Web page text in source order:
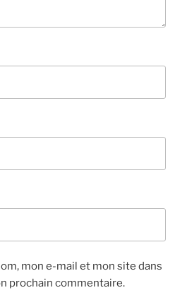
mon e-mail et mon site dans
prochain commentaire.